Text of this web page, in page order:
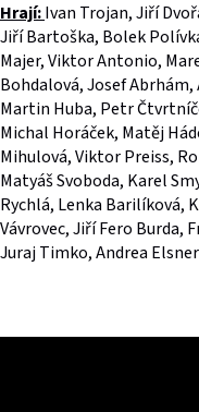
Hrají:Ivan Trojan, Jiří
Jiří Bartoška, Bolek
Majer, Viktor Antonio,
Bohdalová, Josef
Martin Huba, Petr
Michal Horáček, Matěj
Mihulová, Viktor Preiss,
Matyáš Svoboda, Karel
Rychlá, Lenka Barilíková,
Vávrovec, Jiří Fero Burda,
Juraj Timko, Andrea